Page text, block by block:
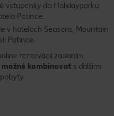
vstupenky do Holidayparku
Patince.
v hoteloch Seasons, Mountain
Patince.
rezervácii zadaním
možné kombinovať s ďalšími